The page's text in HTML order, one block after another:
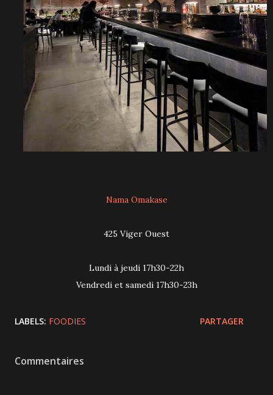
Nama Omakase
425 Viger Ouest
Lundi à jeudi 17h30-22h
Vendredi et samedi 17h30-23h
LABELS: FOODIES PARTAGER
Commentaires